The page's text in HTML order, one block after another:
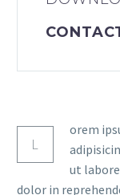
L
orem
ut
dolor in